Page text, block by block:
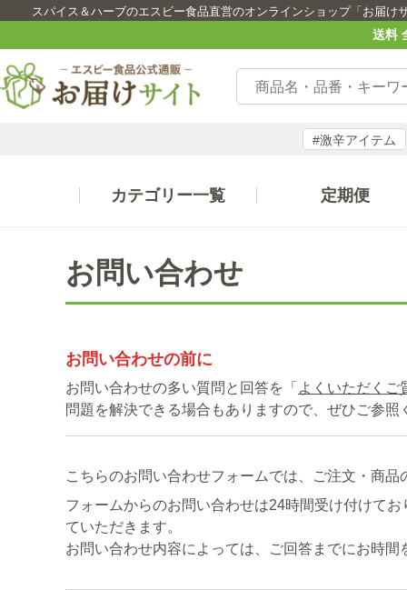
スパイス＆ハーブのエスビー食品直営のオンラインショップ「お届け
送料
#激辛アイテム
カテゴリー一覧 定期便
お問い合わせ
お問い合わせの前に
お問い合わせの多い質問と回答を「 よくいただくご
問題を解決できる場合もありますので、ぜひご参照
こちらのお問い合わせフォームでは、ご注文・商
フォームからのお問い合わせは24時間受け付けて
ていただきます。
お問い合わせ内容によっては、ご回答までにお時間